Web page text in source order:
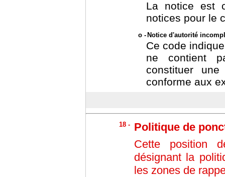
La notice est
notices pour le
o - Notice d'autorité
Ce code
ne contient
constituer
conforme aux
18 -
Politique de
Cette position
désignant la
les zones de